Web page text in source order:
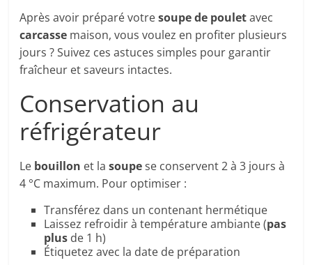
Après avoir préparé votresoupe de pouletavec
carcasse maison, vous voulez en profiter plusieurs
jours ? Suivez ces astuces simples pour garantir
fraîcheur et saveurs intactes.
Conservation au
réfrigérateur
Le bouillon et lasoupese conservent 2 à 3 jours à
4 °C maximum. Pour optimiser :
Transférez dans un contenant hermétique
Laissez refroidir à température ambiante (pas
plus de 1 h)
Étiquetez avec la date de préparation